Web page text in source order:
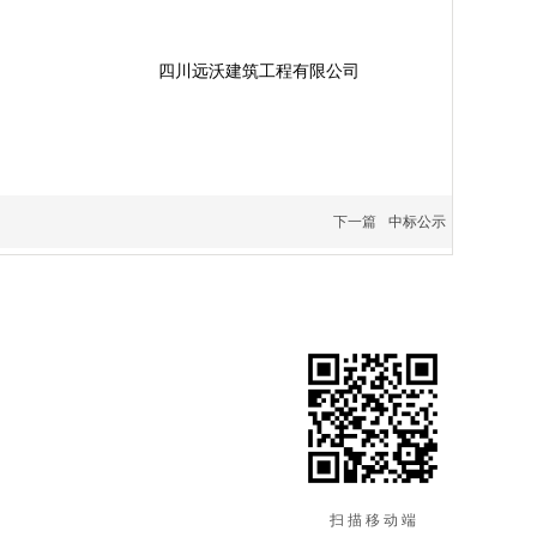
四川远沃建筑工程有限公司
下一篇 中标公示
扫 描 移 动 端